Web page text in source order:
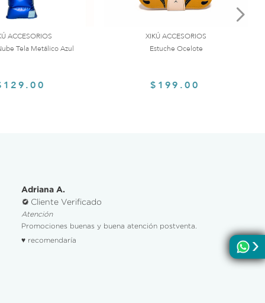
ACCESORIOS
Tela Metálico Azul
XIKÚ ACCESORIOS
Estuche Ocelote
$199.00
Adriana A.
Cliente Verificado
Atención
Promociones buenas y buena atención postventa.
♥ recomendaría